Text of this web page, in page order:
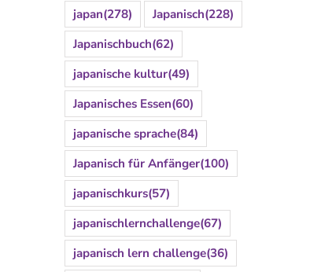
japan(278) Japanisch(228)
Japanischbuch(62)
japanische kultur(49)
Japanisches Essen(60)
japanische sprache(84)
Japanisch für Anfänger(100)
japanischkurs(57)
japanischlernchallenge(67)
japanisch lern challenge(36)